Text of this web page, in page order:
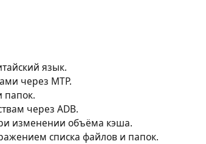
язык.
через MTP.
папок.
через ADB.
изменении объёма кэша.
списка файлов и папок.